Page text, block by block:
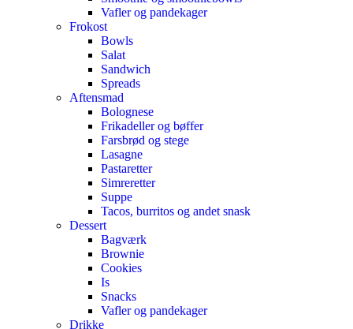
Vafler og pandekager
Frokost
Bowls
Salat
Sandwich
Spreads
Aftensmad
Bolognese
Frikadeller og bøffer
Farsbrød og stege
Lasagne
Pastaretter
Simreretter
Suppe
Tacos, burritos og andet snask
Dessert
Bagværk
Brownie
Cookies
Is
Snacks
Vafler og pandekager
Drikke